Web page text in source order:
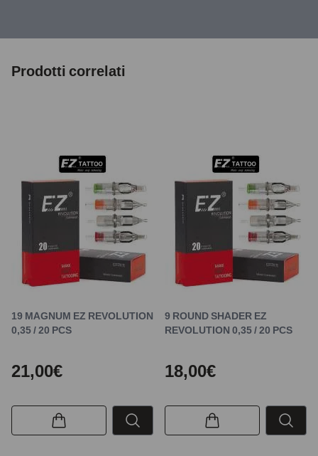
Prodotti correlati
19 MAGNUM EZ REVOLUTION
0,35 / 20 PCS
21,00€
9 ROUND SHADER EZ
REVOLUTION 0,35 / 20 PCS
18,00€